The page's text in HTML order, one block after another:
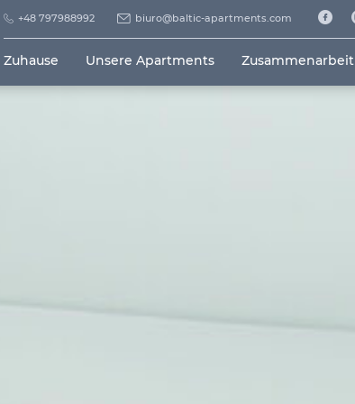
+48 797988992 biuro@baltic-apartments.com
Zuhause Unsere Apartments Zusammenarbeit